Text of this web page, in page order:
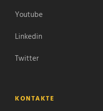
Youtube
Linkedin
Twitter
KONTAKTE